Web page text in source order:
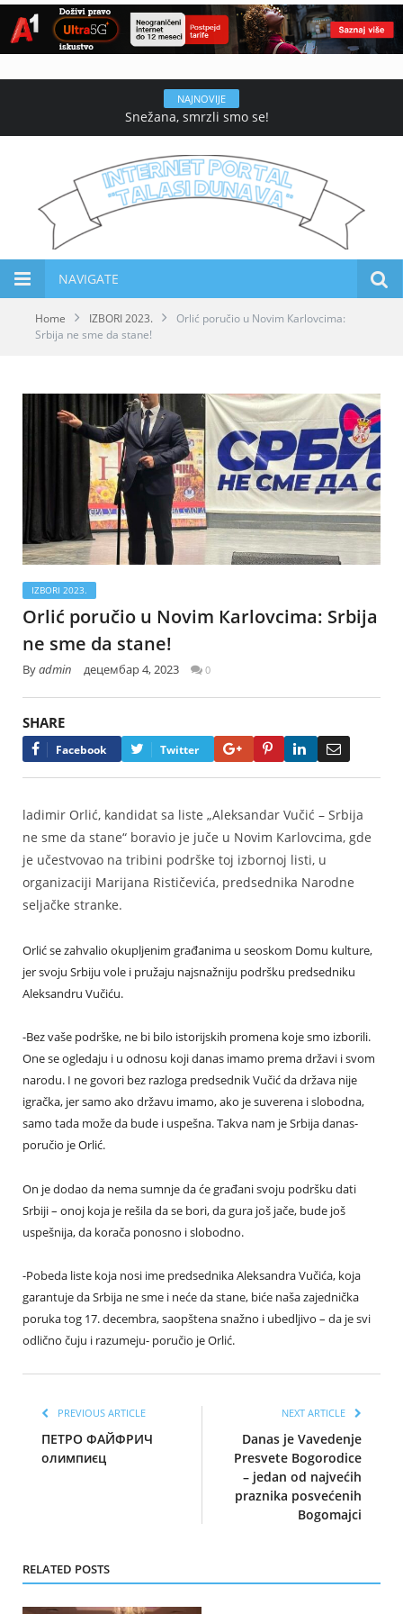
NAJNOVIJE
Snežana, smrzli smo se!
NAVIGATE
Home IZBORI 2023.
Orlić poručio u Novim Кarlovcima:
Srbija ne sme da stane!
IZBORI 2023.
Orlić poručio u Novim Кarlovcima: Srbija
ne sme da stane!
Byadmin децембар 4, 2023 0
SHARE
Facebook Twitter Google+PinterestLinkedIn
ladimir Orlić, kandidat sa liste „Aleksandar Vučić – Srbija
ne sme da stane“ boravio je juče u Novim Кarlovcima, gde
je učestvovao na tribini podrške toj izbornoj listi, u
organizaciji Marijana Rističevića, predsednika Narodne
seljačke stranke.
Orlić se zahvalio okupljenim građanima u seoskom Domu kulture,
jer svoju Srbiju vole i pružaju najsnažniju podršku predsedniku
Aleksandru Vučiću.
-Bez vaše podrške, ne bi bilo istorijskih promena koje smo izborili.
One se ogledaju i u odnosu koji danas imamo prema državi i svom
narodu. I ne govori bez razloga predsednik Vučić da država nije
igračka, jer samo ako državu imamo, ako je suverena i slobodna,
samo tada može da bude i uspešna. Takva nam je Srbija danas-
poručio je Orlić.
On je dodao da nema sumnje da će građani svoju podršku dati
Srbiji – onoj koja je rešila da se bori, da gura još jače, bude još
uspešnija, da korača ponosno i slobodno.
-Pobeda liste koja nosi ime predsednika Aleksandra Vučića, koja
garantuje da Srbija ne sme i neće da stane, biće naša zajednička
poruka tog 17. decembra, saopštena snažno i ubedljivo – da je svi
odlično čuju i razumeju- poručio je Orlić.
PREVIOUS ARTICLE
ПЕТРО ФАЙФРИЧ
олимпиєц
NEXT ARTICLE
Danas je Vavedenje
Presvete Bogorodice
– jedan od najvećih
praznika posvećenih
Bogomajci
RELATED POSTS